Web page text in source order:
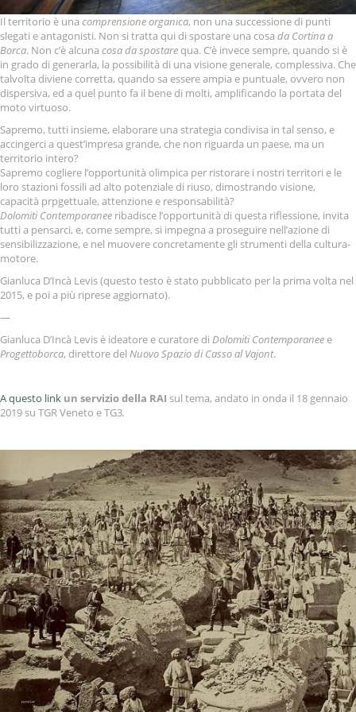
Il territorio è una comprensione organica, non una successione di punti
slegati e antagonisti. Non si tratta qui di spostare una cosa da Cortina a
Borca. Non c’è alcuna cosa da spostarequa. C’è invece sempre, quando si è
in grado di generarla, la possibilità di una visione generale, complessiva. Che
talvolta diviene corretta, quando sa essere ampia e puntuale, ovvero non
dispersiva, ed a quel punto fa il bene di molti, amplificando la portata del
moto virtuoso.
Sapremo, tutti insieme, elaborare una strategia condivisa in tal senso, e
accingerci a quest’impresa grande, che non riguarda un paese, ma un
territorio intero?
Sapremo cogliere l’opportunità olimpica per ristorare i nostri territori e le
loro stazioni fossili ad alto potenziale di riuso, dimostrando visione,
capacità prpgettuale, attenzione e responsabilità?
Dolomiti Contemporanee ribadisce l’opportunità di questa riflessione, invita
tutti a pensarci, e, come sempre, si impegna a proseguire nell’azione di
sensibilizzazione, e nel muovere concretamente gli strumenti della cultura-
motore.
Gianluca D’Incà Levis (questo testo è stato pubblicato per la prima volta nel
2015, e poi a più riprese aggiornato).
—
Gianluca D’Incà Levis è ideatore e curatore di Dolomiti Contemporanee e
Progettoborca, direttore del Nuovo Spazio di Casso al Vajont.
A questo link un servizio della RAI sul tema, andato in onda il 18 gennaio
2019 su TGR Veneto e TG3.